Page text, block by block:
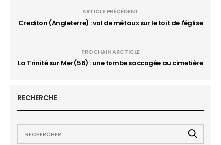
ARTICLE PRÉCÉDENT
Crediton (Angleterre) : vol de métaux sur le toit de l'église
PROCHAIN ARCTICLE
La Trinité sur Mer (56) : une tombe saccagée au cimetière
RECHERCHE